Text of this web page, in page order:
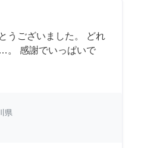
うございました。 どれ
。 感謝でいっぱいで
県